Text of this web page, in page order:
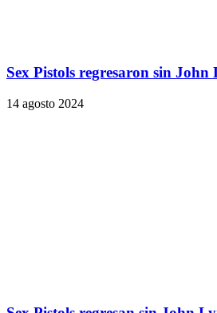
Sex Pistols regresaron sin John
14 agosto 2024